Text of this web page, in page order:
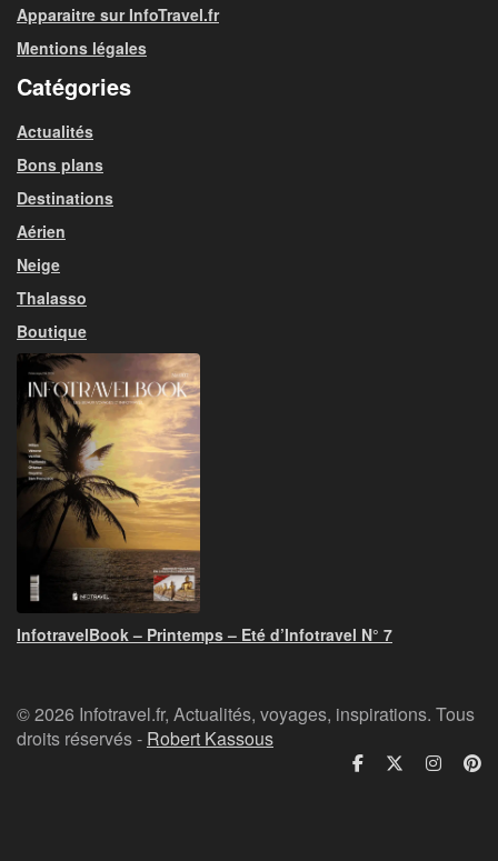
Apparaitre sur InfoTravel.fr
Mentions légales
Catégories
Actualités
Bons plans
Destinations
Aérien
Neige
Thalasso
Boutique
InfotravelBook – Printemps – Eté d’Infotravel N° 7
© 2026 Infotravel.fr, Actualités, voyages, inspirations. Tous
droits réservés - Robert Kassous